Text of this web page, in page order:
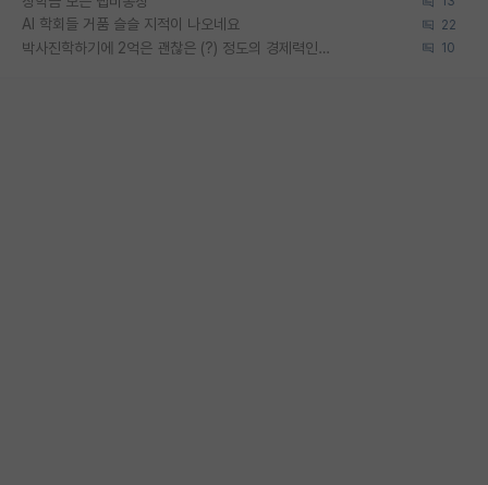
AI 학회들 거품 슬슬 지적이 나오네요 22
박사진학하기에 2억은 괜찮은 (?) 정도의 경제력인가요 10